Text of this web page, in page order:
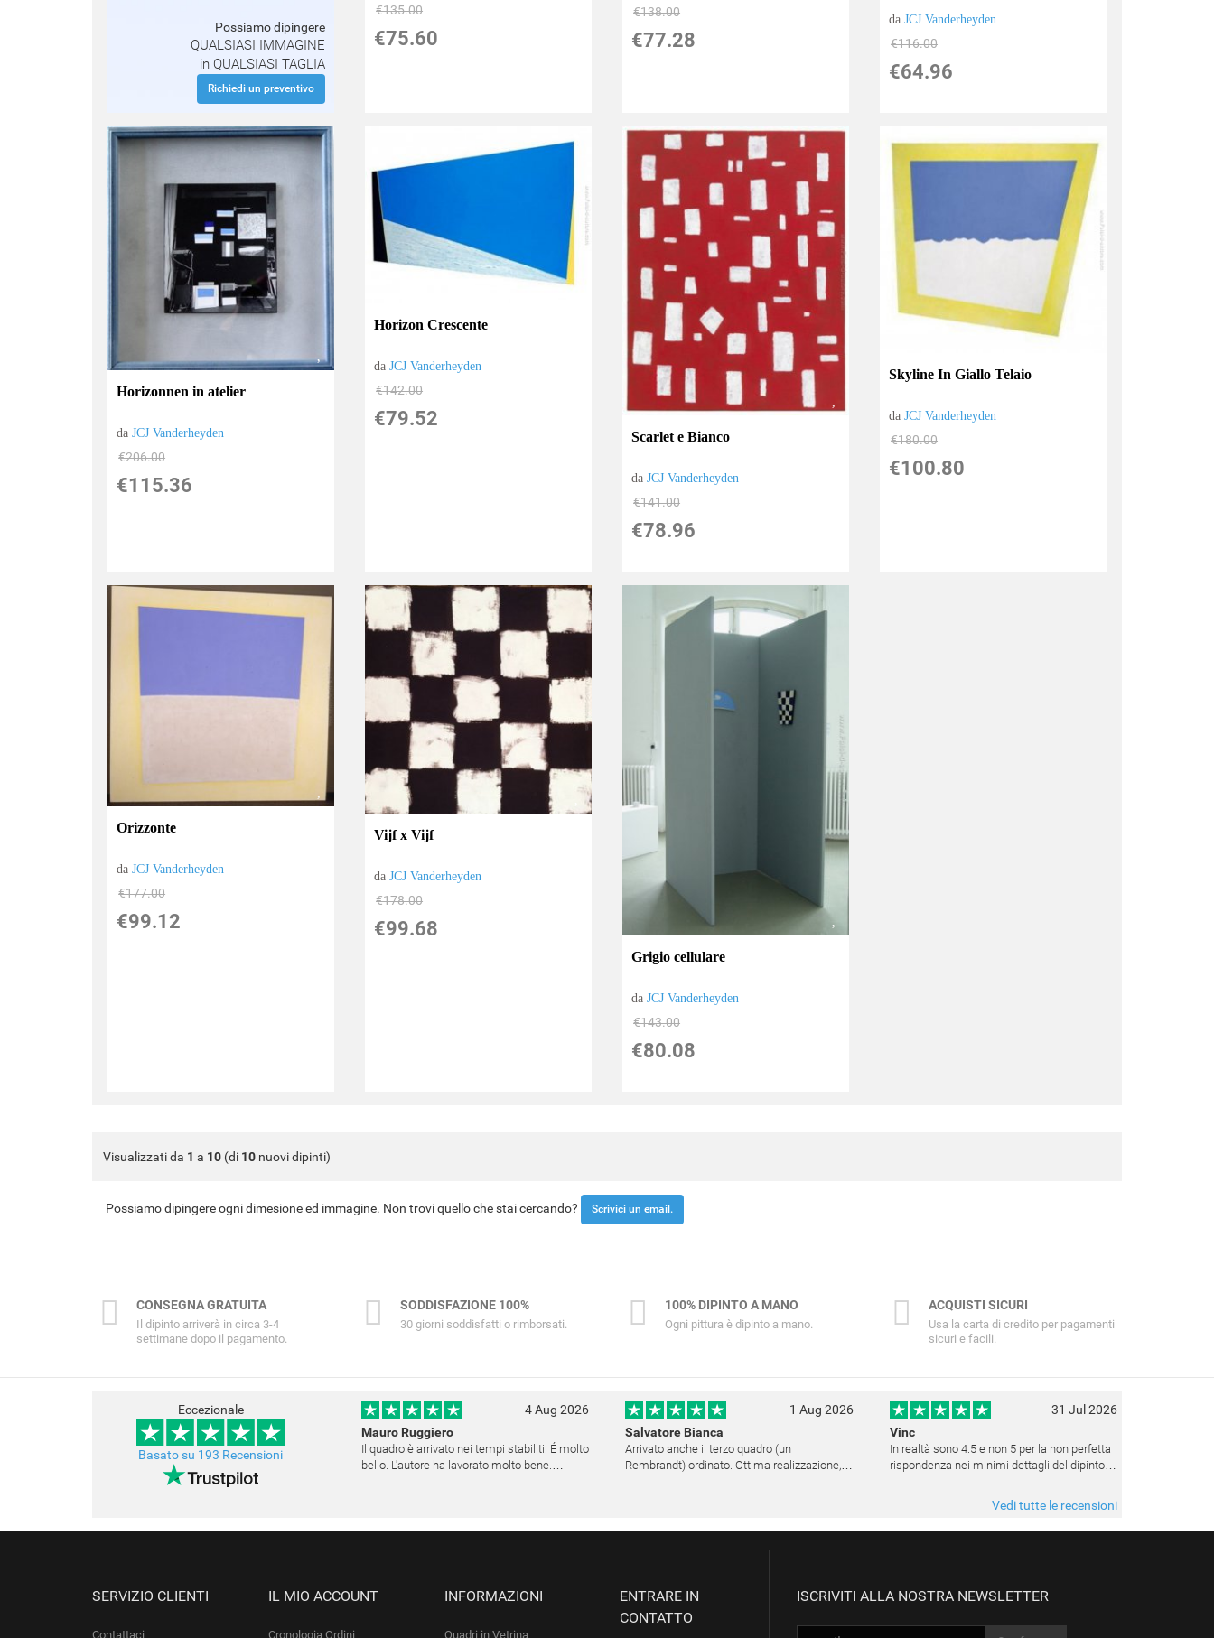
Possiamo dipingere
QUALSIASI IMMAGINE
in QUALSIASI TAGLIA
Richiedi un preventivo
€135.00
€75.60
€138.00
€77.28
daJCJ Vanderheyden
€116.00
€64.96
Horizonnen in atelier
daJCJ Vanderheyden
€206.00
€115.36
Horizon Crescente
daJCJ Vanderheyden
€142.00
€79.52
Scarlet e Bianco
daJCJ Vanderheyden
€141.00
€78.96
Skyline In Giallo Telaio
daJCJ Vanderheyden
€180.00
€100.80
Orizzonte
daJCJ Vanderheyden
€177.00
€99.12
Vijf x Vijf
daJCJ Vanderheyden
€178.00
€99.68
Grigio cellulare
daJCJ Vanderheyden
€143.00
€80.08
Visualizzati da 1 a 10 (di 10 nuovi dipinti)
Possiamo dipingere ogni dimesione ed immagine. Non trovi quello che stai cercando? Scrivici un email.
CONSEGNA GRATUITA
Il dipinto arriverà in circa 3-4
settimane dopo il pagamento.
SODDISFAZIONE 100%
30 giorni soddisfatti o rimborsati.
100% DIPINTO A MANO
Ogni pittura è dipinto a mano.
ACQUISTI SICURI
Usa la carta di credito per pagamenti
sicuri e facili.
Eccezionale
Basato su 193 Recensioni
4 Aug 2026
Mauro Ruggiero
Il quadro è arrivato nei tempi stabiliti. É molto
bello. L'autore ha lavorato molto bene.
1 Aug 2026
Salvatore Bianca
Arrivato anche il terzo quadro (un
Rembrandt) ordinato. Ottima realizzazione,
appesi
31 Jul 2026
Vinc
In realtà sono 4.5 e non 5 per la non perfetta
rispondenza nei minimi dettagli del dipinto.
dipinto, da quando è stato spedito, è giunto in
Vedi tutte le recensioni
SERVIZIO CLIENTI
Contattaci
IL MIO ACCOUNT
Cronologia Ordini
INFORMAZIONI
Quadri in Vetrina
ENTRARE IN
CONTATTO
ISCRIVITI ALLA NOSTRA NEWSLETTER